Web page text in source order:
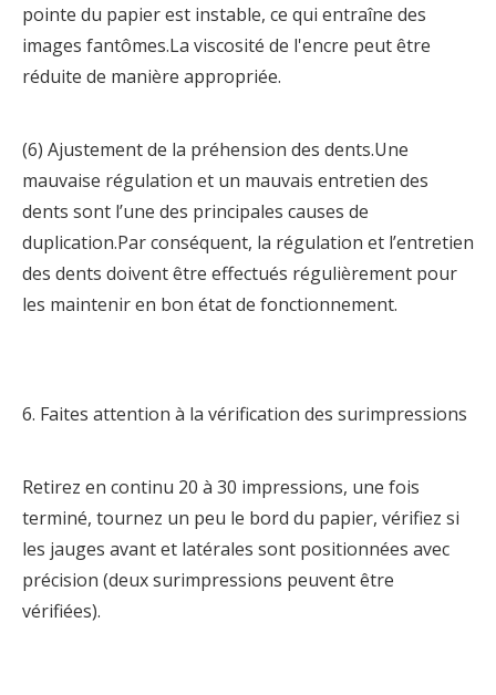
pointe du papier est instable, ce qui entraîne des
images fantômes.La viscosité de l'encre peut être
réduite de manière appropriée.
(6) Ajustement de la préhension des dents.Une
mauvaise régulation et un mauvais entretien des
dents sont l’une des principales causes de
duplication.Par conséquent, la régulation et l’entretien
des dents doivent être effectués régulièrement pour
les maintenir en bon état de fonctionnement.
6. Faites attention à la vérification des surimpressions
Retirez en continu 20 à 30 impressions, une fois
terminé, tournez un peu le bord du papier, vérifiez si
les jauges avant et latérales sont positionnées avec
précision (deux surimpressions peuvent être
vérifiées).